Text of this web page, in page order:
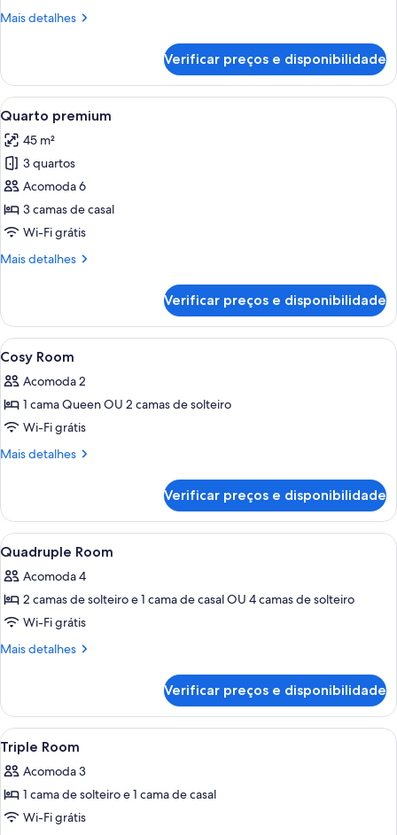
Mais detalhes
Mais
família
Verificar preços e disponibilidade
Carrega
todas
as
fotos
de
Quarto
premium
Um apartamento loft acolhedor com
10
Quarto premium
45 m²
3 quartos
Acomoda 6
3 camas de casal
Wi-Fi grátis
Mais detalhes
Mais
premium
Verificar preços e disponibilidade
Carrega
todas
as
fotos
de
Cosy
Quarto de hotel com cama, uma
4
Cosy Room
Acomoda 2
1 cama Queen OU 2 camas de solteiro
Wi-Fi grátis
Mais detalhes
Mais
Room
Verificar preços e disponibilidade
Carrega
todas
as
fotos
de
Quadruple
Escrivaninha, espaço de trabalho
2
Quadruple Room
Acomoda 4
2 camas de solteiro e 1 cama de casal OU 4 camas de solteiro
Wi-Fi grátis
Mais detalhes
Mais
Room
Verificar preços e disponibilidade
Carrega
todas
as
fotos
de
Quarto de hotel com cama,
4
Triple Room
Acomoda 3
1 cama de solteiro e 1 cama de casal
Wi-Fi grátis